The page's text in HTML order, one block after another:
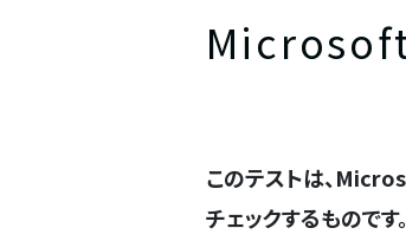
Microsoft
このテストは、
チェックするもので